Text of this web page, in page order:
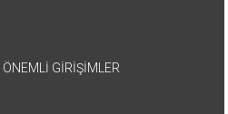
GİRİŞİMLER